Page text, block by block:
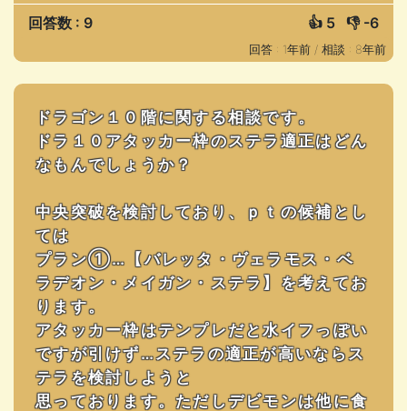
回答数 : 9 👍 5 👎 -6
回答 : 1年前 / 相談 : 8年前
ドラゴン１０階に関する相談です。
ドラ１０アタッカー枠のステラ適正はどん
なもんでしょうか？
中央突破を検討しており、ｐｔの候補とし
ては
プラン①…【バレッタ・ヴェラモス・ベ
ラデオン・メイガン・ステラ】を考えてお
ります。
アタッカー枠はテンプレだと水イフっぽい
ですが引けず…ステラの適正が高いならス
テラを検討しようと
思っております。ただしデビモンは他に食